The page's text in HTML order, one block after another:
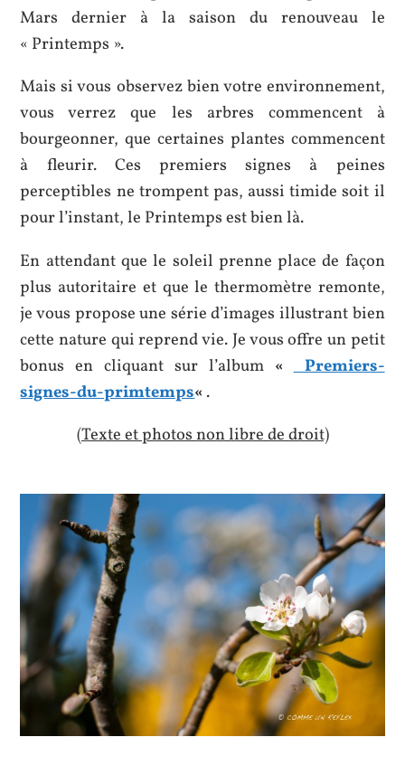
Mars dernier à la saison du renouveau le
« Printemps ».
Mais si vous observez bien votre environnement,
vous verrez que les arbres commencent à
bourgeonner, que certaines plantes commencent
à fleurir. Ces premiers signes à peines
perceptibles ne trompent pas, aussi timide soit il
pour l’instant, le Printemps est bien là.
En attendant que le soleil prenne place de façon
plus autoritaire et que le thermomètre remonte,
je vous propose une série d’images illustrant bien
cette nature qui reprend vie. Je vous offre un petit
bonus en cliquant sur l’album «Premiers-
signes-du-primtemps« .
(Texte et photos non libre de droit)